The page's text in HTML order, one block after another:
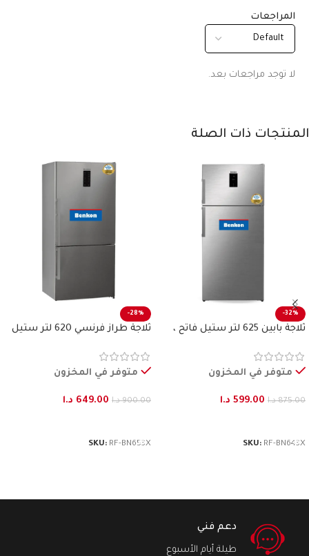
المراجعات
لا توجد مراجعات بعد.
المنتجات ذات الصلة
-32%
ثلاجة بابين 625 لتر ستيل فاتح ،
متوفر في المخزون
875.00 د.ا 599.00 د.ا
SKU: RF-BN643X
-28%
ثلاجة طراز فرنسي 620 لتر ستيل
متوفر في المخزون
900.00 د.ا 649.00 د.ا
SKU: RF-BN653X
دعم فني
طيلة أيام الأسبوع